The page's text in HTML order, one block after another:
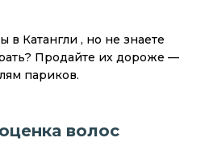
в Катангли , но не знаете
Продайте их дороже —
париков.
волос